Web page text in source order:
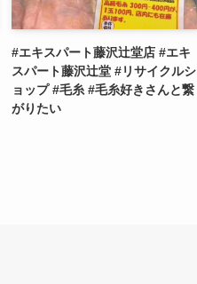
#エキスパート藤沢辻堂店 #エキ
スパート藤沢辻堂 #リサイクルシ
ョップ #毛糸 #毛糸好きさんと繋
がりたい